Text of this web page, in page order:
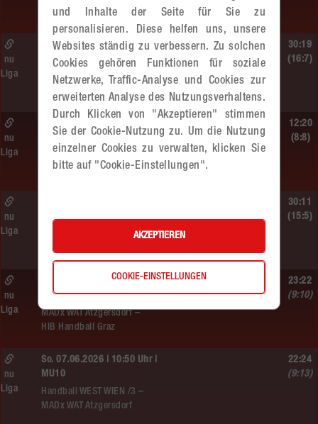
MADx WAT Atzgersdorf
Sa. 13.06.2026 | 19:05 Uhr |
WU12
MADx WAT Atzgersdorf –
HIB Handball Graz
nu
Liga
30:19
(16:7)
Sa. 13.06.2026 | 14:30 Uhr |
WU12
MADx WAT Atzgersdorf
nu
Liga
12:20
(8:8)
WU12
MADx WAT Atzgersdorf –
HC LINZ AG Ladies
nu
Liga
30:11
(15:5)
So. 07.06.2026 | 14:30 Uhr |
WU18
MADx WAT Atzgersdorf –
HIB Handball Graz
nu
Liga
23:22
(9:10)
So. 07.06.2026 | 10:50 Uhr |
MU10
Handball WEST WIEN /3 –
MADx WAT Atzgersdorf
nu
Liga
22:24
(9:13)
und Inhalte der Seite für Sie zu
personalisieren. Diese helfen uns, unsere
Websites ständig zu verbessern. Zu solchen
Cookies gehören Funktionen für soziale
Netzwerke, Traffic-Analyse und Cookies zur
erweiterten Analyse des Nutzungsverhaltens.
Durch Klicken von "Akzeptieren" stimmen
Sie der Cookie-Nutzung zu. Um die Nutzung
einzelner Cookies zu verwalten, klicken Sie
bitte auf "Cookie-Einstellungen".
AKZEPTIEREN
COOKIE-EINSTELLUNGEN